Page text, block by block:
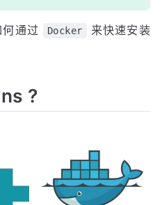
通过 Docker 来快速安装
?